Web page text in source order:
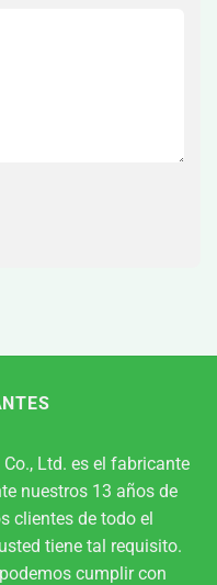
Ltd. es el fabricante
nuestros 13 años de
clientes de todo el
tiene tal requisito.
cumplir con